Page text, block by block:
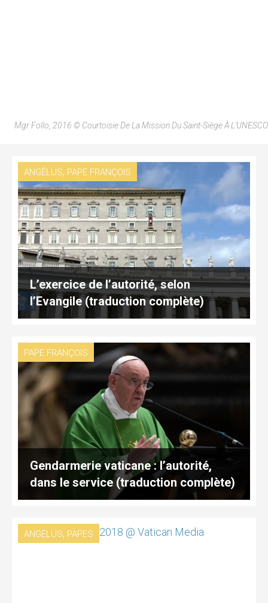
Mgr Follo, 2016 © Courtoisie De La Mission Du Saint-Siège À L'UNESCO
ANGÉLUS, PAPE FRANÇOIS
L’exercice de l’autorité, selon
l’Evangile (traduction complète)
PAPE FRANÇOIS
Gendarmerie vaticane : l’autorité,
dans le service (traduction complète)
ANGÉLUS, PAPES